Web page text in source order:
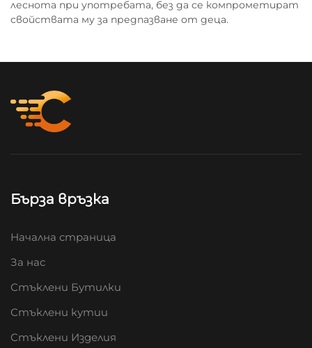
леснота при употребата, без да се компрометират
свойствата му за предпазване от деца.
Бърза връзка
Начална страница
За нас
Стъклени Бутилки
Стъклени кутии
Стъклени Изделия